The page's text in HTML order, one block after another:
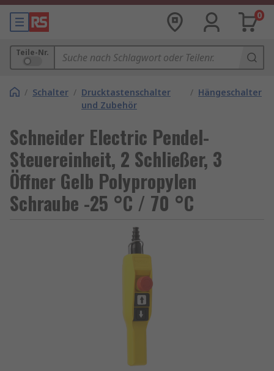
0
Teile-Nr.
/ Schalter / Drucktastenschalter
und Zubehör
/ Hängeschalter
Schneider Electric Pendel-
Steuereinheit, 2 Schließer, 3
Öffner Gelb Polypropylen
Schraube -25 °C / 70 °C